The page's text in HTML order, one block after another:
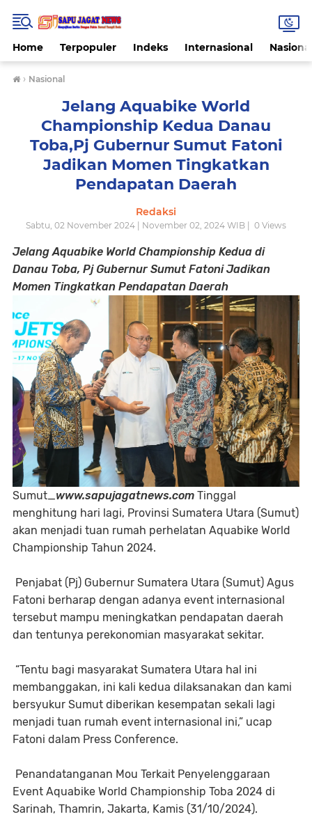
Home Terpopuler Indeks Internasional
› Nasional
Jelang Aquabike World
Championship Kedua Danau
Toba,Pj Gubernur Sumut Fatoni
Jadikan Momen Tingkatkan
Pendapatan Daerah
Redaksi
Sabtu, 02 November 2024 | November 02, 2024 WIB | 0 Views
Jelang Aquabike World Championship Kedua di
Danau Toba, Pj Gubernur Sumut Fatoni Jadikan
Momen Tingkatkan Pendapatan Daerah
Sumut_ www.sapujagatnews.com Tinggal
menghitung hari lagi, Provinsi Sumatera Utara (Sumut)
akan menjadi tuan rumah perhelatan Aquabike World
Championship Tahun 2024.
Penjabat (Pj) Gubernur Sumatera Utara (Sumut) Agus
Fatoni berharap dengan adanya event internasional
tersebut mampu meningkatkan pendapatan daerah
dan tentunya perekonomian masyarakat sekitar.
“Tentu bagi masyarakat Sumatera Utara hal ini
membanggakan, ini kali kedua dilaksanakan dan kami
bersyukur Sumut diberikan kesempatan sekali lagi
menjadi tuan rumah event internasional ini,” ucap
Fatoni dalam Press Conference.
Penandatanganan Mou Terkait Penyelenggaraan
Event Aquabike World Championship Toba 2024 di
Sarinah, Thamrin, Jakarta, Kamis (31/10/2024).